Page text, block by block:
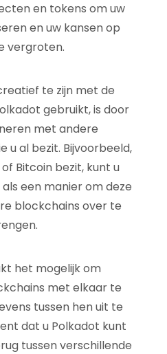
en tokens om uw
en uw kansen op
vergroten.
te zijn met de
gebruikt, is door
met andere
u al bezit. Bijvoorbeeld,
Bitcoin bezit, kunt u
een manier om deze
blockchains over te
het mogelijk om
met elkaar te
tussen hen uit te
dat u Polkadot kunt
tussen verschillende